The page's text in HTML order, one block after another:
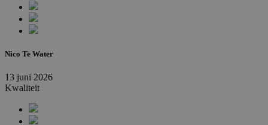
Nico Te Water
13 juni 2026
Kwaliteit